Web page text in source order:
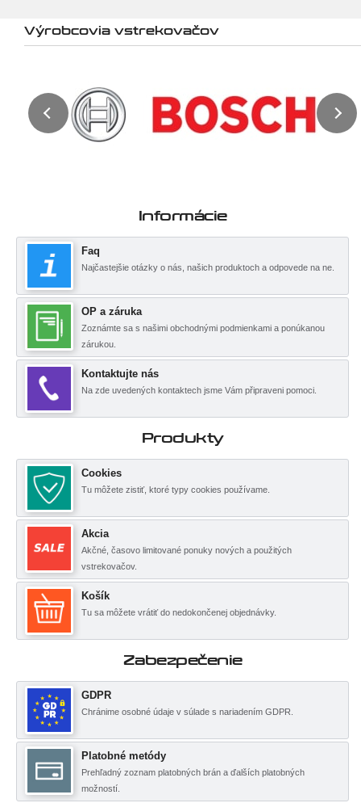
Výrobcovia vstrekovačov
Informácie
Faq
Najčastejšie otázky o nás, našich produktoch a odpovede na ne.
OP a záruka
Zoznámte sa s našimi obchodnými podmienkami a ponúkanou
zárukou.
Kontaktujte nás
Na zde uvedených kontaktech jsme Vám připraveni pomoci.
Produkty
Cookies
Tu môžete zistiť, ktoré typy cookies používame.
Akcia
Akčné, časovo limitované ponuky nových a použitých
vstrekovačov.
Košík
Tu sa môžete vrátiť do nedokončenej objednávky.
Zabezpečenie
GDPR
Chránime osobné údaje v súlade s nariadením GDPR.
Platobné metódy
Prehľadný zoznam platobných brán a ďalších platobných
možností.